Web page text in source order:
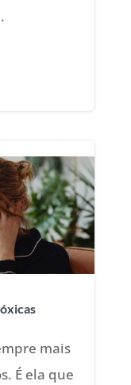
mais
É ela que